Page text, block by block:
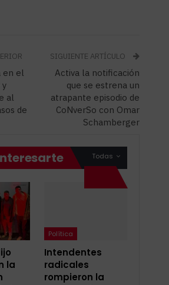
en el
y
al
de
SIGUIENTE ARTÍCULO
Activa la notificación
que se estrena un
atrapante episodio de
CoNverSo con Omar
Schamberger
Todas
la
Política
Intendentes
radicales
rompieron la